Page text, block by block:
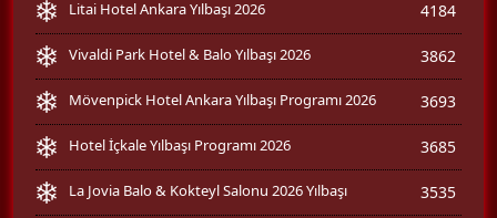
Litai Hotel Ankara Yılbaşı 2026 4184
Vivaldi Park Hotel & Balo Yılbaşı 2026 3862
Mövenpick Hotel Ankara Yılbaşı Programı 2026 3693
Hotel İçkale Yılbaşı Programı 2026 3685
La Jovia Balo & Kokteyl Salonu 2026 Yılbaşı 3535